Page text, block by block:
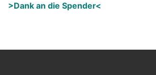
>Dank an die Spender<